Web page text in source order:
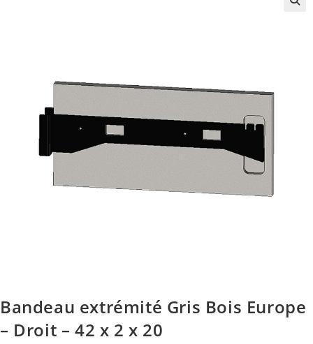
Bandeau extrémité Gris Bois Europe
– Droit – 42 x 2 x 20